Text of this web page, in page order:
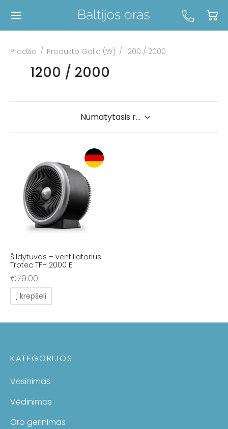
Pradžia / Produkto Galia (W) / 1200 / 2000
1200 / 2000
Šildytuvas – ventiliatorius
Trotec TFH 2000 E
€79.00
Į krepšelį
KATEGORIJOS
Vėsinimas
Vėdinimas
Oro gerinimas